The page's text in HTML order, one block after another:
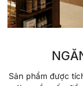
Sản phẩm được